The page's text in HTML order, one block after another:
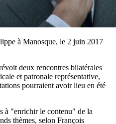
à Manosque, le 2 juin 2017
deux rencontres bilatérales
et patronale représentative,
pourraient avoir lieu en été
à "enrichir le contenu" de la
thèmes, selon François